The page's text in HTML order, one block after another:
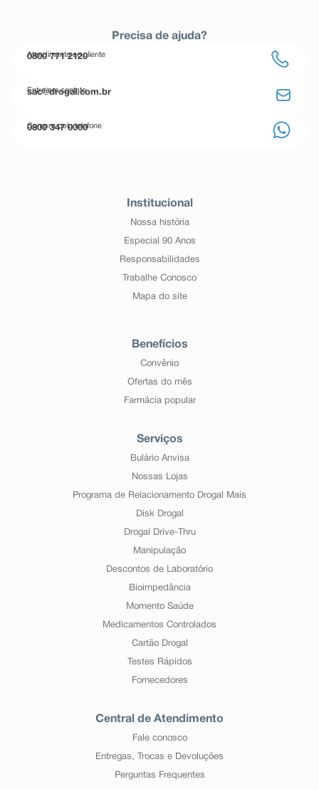
Precisa de ajuda?
Atendimento ao cliente
0800 771 2120
Entre em contato
sac@drogal.com.br
Compre pelo telefone
0800 347 0000
Institucional
Nossa história
Especial 90 Anos
Responsabilidades
Trabalhe Conosco
Mapa do site
Benefícios
Convênio
Ofertas do mês
Farmácia popular
Serviços
Bulário Anvisa
Nossas Lojas
Programa de Relacionamento Drogal Mais
Disk Drogal
Drogal Drive-Thru
Manipulação
Descontos de Laboratório
Bioimpedância
Momento Saúde
Medicamentos Controlados
Cartão Drogal
Testes Rápidos
Fornecedores
Central de Atendimento
Fale conosco
Entregas, Trocas e Devoluções
Perguntas Frequentes